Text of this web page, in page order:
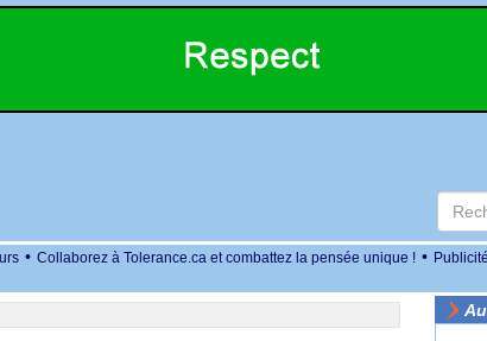
• Collaborez à Tolerance.ca et combattez la pensée unique ! • Publicité